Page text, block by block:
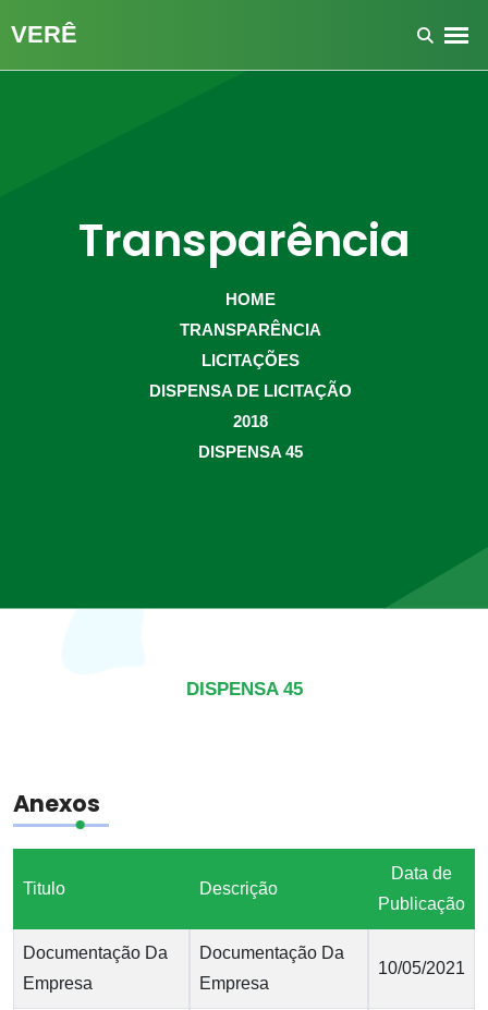
Transparência
HOME
TRANSPARÊNCIA
LICITAÇÕES
DISPENSA DE LICITAÇÃO
2018
DISPENSA 45
DISPENSA 45
Anexos
Titulo Descrição
Data de
Publicação
Documentação Da
Empresa
Documentação Da
Empresa
10/05/2021